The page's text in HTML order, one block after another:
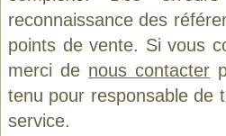
reconnaissance des
points de vente. Si vous
merci de nous contacter
tenu pour responsable de
service.